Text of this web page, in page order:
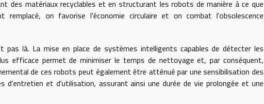
des matériaux recyclables et en structurant les robots de manière à ce que
remplacé, on favorise l'économie circulaire et on combat l'obsolescence
pas là. La mise en place de systèmes intelligents capables de détecter les
efficace permet de minimiser le temps de nettoyage et, par conséquent,
de ces robots peut également être atténué par une sensibilisation des
d'entretien et d'utilisation, assurant ainsi une durée de vie prolongée et une